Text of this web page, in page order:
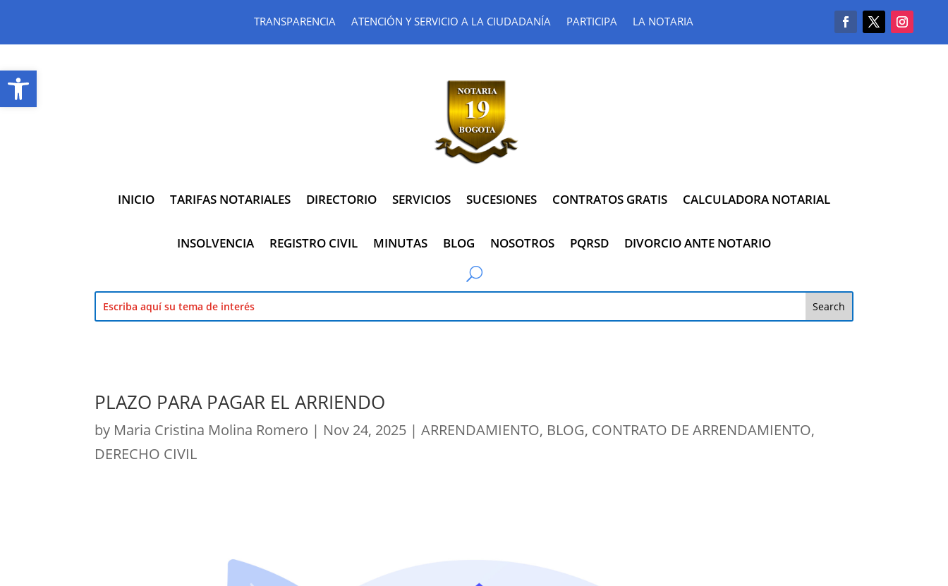
Abrir barra de herramientas
TRANSPARENCIA ATENCIÓN Y SERVICIO A LA CIUDADANÍA PARTICIPA LA NOTARIA
INICIO TARIFAS NOTARIALES DIRECTORIO SERVICIOS SUCESIONES CONTRATOS GRATIS CALCULADORA NOTARIAL
INSOLVENCIA REGISTRO CIVIL MINUTAS BLOG NOSOTROS PQRSD DIVORCIO ANTE NOTARIO
PLAZO PARA PAGAR EL ARRIENDO
by Maria Cristina Molina Romero | Nov 24, 2025 |ARRENDAMIENTO, BLOG, CONTRATO DE ARRENDAMIENTO,
DERECHO CIVIL